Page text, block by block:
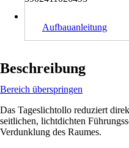
Aufbauanleitung
Beschreibung
Bereich überspringen
Das Tageslichtollo reduziert
seitlichen, lichtdichten
Verdunklung des Raumes.